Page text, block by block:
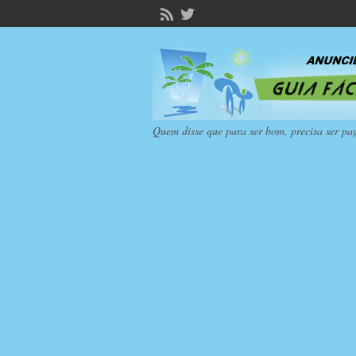
Quem disse que para ser bom, precisa ser